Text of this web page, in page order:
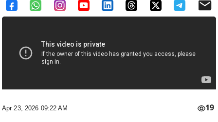
Apr 23, 2026 09:22 AM 19